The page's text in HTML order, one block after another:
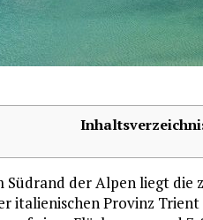
Südrand der Alpen liegt
italienischen Provinz